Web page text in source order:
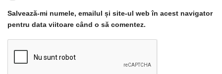
Salvează-mi numele, emailul și site-ul web în acest navigator
pentru data viitoare când o să comentez.